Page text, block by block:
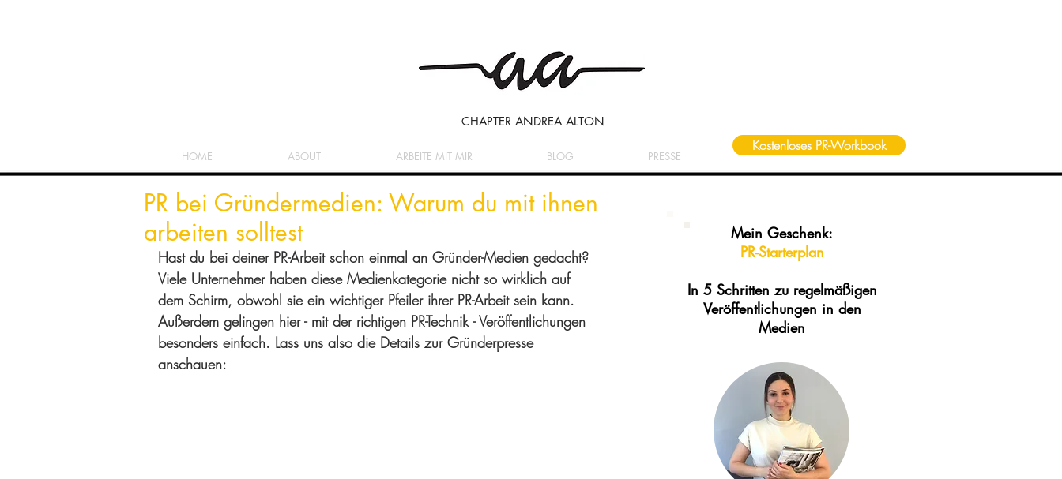
CHAPTER ANDREA ALTON
PR bei Gründermedien: Warum du mit ihnen
arbeiten solltest
Hast du bei deiner PR-Arbeit schon einmal an Gründer-Medien gedacht?
Viele Unternehmer haben diese Medienkategorie nicht so wirklich auf
dem Schirm, obwohl sie ein wichtiger Pfeiler ihrer PR-Arbeit sein kann.
Außerdem gelingen hier - mit der richtigen PR-Technik - Veröffentlichungen
besonders einfach. Lass uns also die Details zur Gründerpresse
anschauen:
Mein Geschenk:
PR-Starterplan
In 5 Schritten zu regelmäßigen
Veröffentlichungen in den
Medien
HOME ABOUT ARBEITE MIT MIR BLOG PRESSE
Kostenloses PR-Workbook